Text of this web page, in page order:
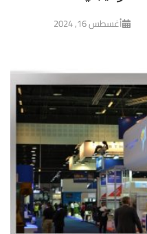
أغسطس 16, 2024